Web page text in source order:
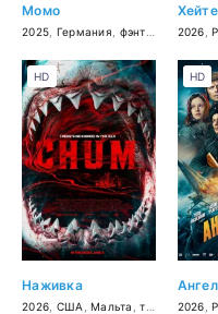
Момо
2025 Германия фэнтези 2026 ,
Наживка
2026 США ,Мальта ,триллер
HD
2026 ,
HD